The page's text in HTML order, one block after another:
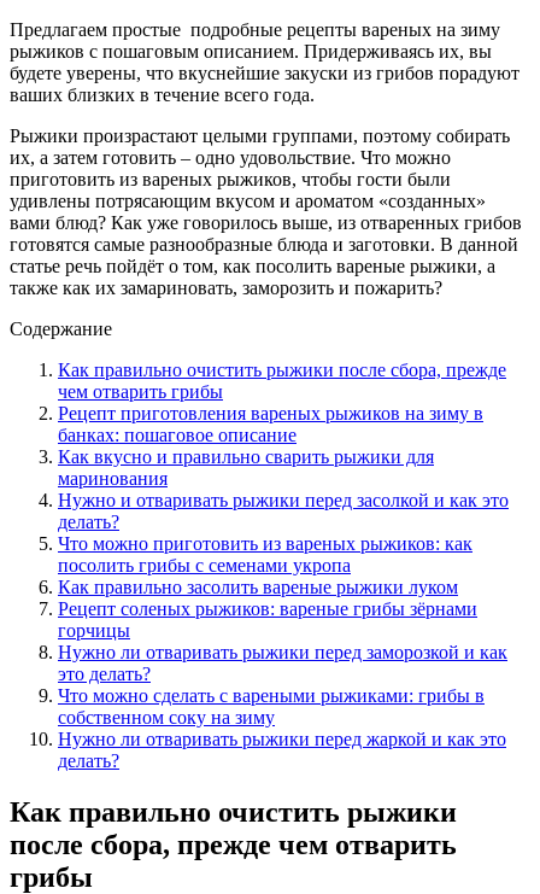
Предлагаем простые подробные рецепты вареных на зиму
рыжиков с пошаговым описанием. Придерживаясь их, вы
будете уверены, что вкуснейшие закуски из грибов порадуют
ваших близких в течение всего года.
Рыжики произрастают целыми группами, поэтому собирать
их, а затем готовить – одно удовольствие. Что можно
приготовить из вареных рыжиков, чтобы гости были
удивлены потрясающим вкусом и ароматом «созданных»
вами блюд? Как уже говорилось выше, из отваренных грибов
готовятся самые разнообразные блюда и заготовки. В данной
статье речь пойдёт о том, как посолить вареные рыжики, а
также как их замариновать, заморозить и пожарить?
Содержание
Как правильно очистить рыжики после сбора, прежде
чем отварить грибы
Рецепт приготовления вареных рыжиков на зиму в
банках: пошаговое описание
Как вкусно и правильно сварить рыжики для
маринования
Нужно и отваривать рыжики перед засолкой и как это
делать?
Что можно приготовить из вареных рыжиков: как
посолить грибы с семенами укропа
Как правильно засолить вареные рыжики луком
Рецепт соленых рыжиков: вареные грибы зёрнами
горчицы
Нужно ли отваривать рыжики перед заморозкой и как
это делать?
Что можно сделать с вареными рыжиками: грибы в
собственном соку на зиму
Нужно ли отваривать рыжики перед жаркой и как это
делать?
Как правильно очистить рыжики
после сбора, прежде чем отварить
грибы